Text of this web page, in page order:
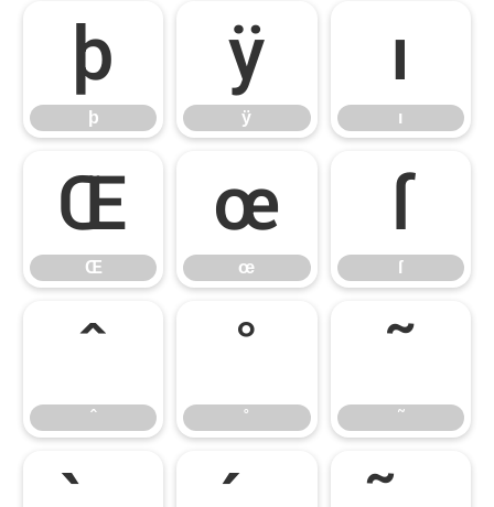
þ
þ
ÿ
ÿ
ı
ı
Œ
Œ
œ
œ
ſ
ſ
ˆ
ˆ
˚
˚
˜
˜